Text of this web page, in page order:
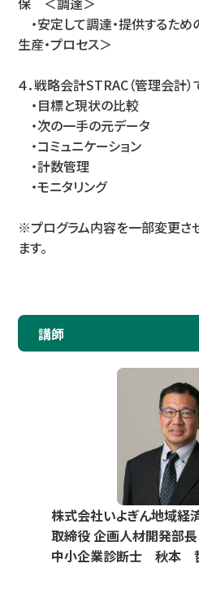
・安定して調達・提供するた
生産・プロセス＞
４．戦略会計STRAC（管理会計
・目標と現状の比較
・次の一手の元データ
・コミュニケーション
・計数管理
・モニタリング
※プログラム内容を一部変更さ
ます。
講師
株式会社いよぎん地域経
取締役 企画人材開発部長
中小企業診断士 秋本 哲